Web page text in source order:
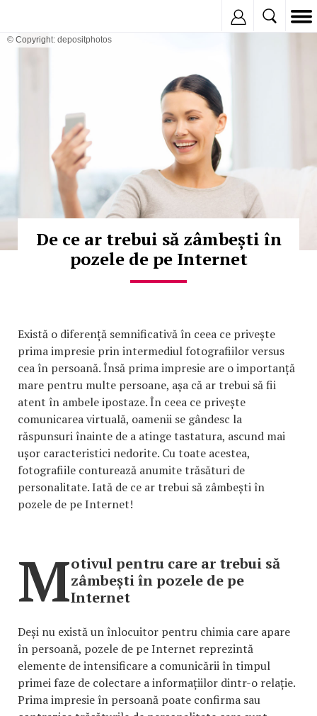
© Copyright: depositphotos
De ce ar trebui să zâmbești în
pozele de pe Internet
Există o diferență semnificativă în ceea ce privește
prima impresie prin intermediul fotografiilor versus
cea în persoană. Însă prima impresie are o importanță
mare pentru multe persoane, așa că ar trebui să fii
atent în ambele ipostaze. În ceea ce privește
comunicarea virtuală, oamenii se gândesc la
răspunsuri înainte de a atinge tastatura, ascund mai
ușor caracteristici nedorite. Cu toate acestea,
fotografiile conturează anumite trăsături de
personalitate. Iată de ce ar trebui să zâmbești în
pozele de pe Internet!
Motivul pentru care ar trebui să
zâmbești în pozele de pe
Internet
Deși nu există un înlocuitor pentru chimia care apare
în persoană, pozele de pe Internet reprezintă
elemente de intensificare a comunicării în timpul
primei faze de colectare a informațiilor dintr-o relație.
Prima impresie în persoană poate confirma sau